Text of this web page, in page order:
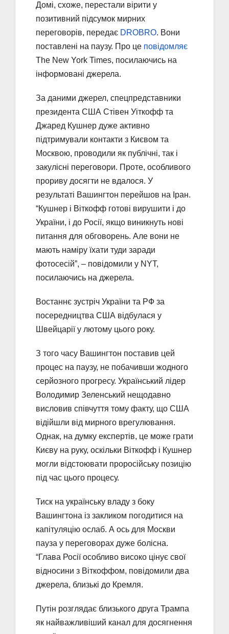
Домі, схоже, перестали вірити у
позитивний підсумок мирних
переговорів, передає DROBRO. Вони
поставлені на паузу. Про це повідомляє
The New York Times, посилаючись на
інформовані джерела.
За даними джерел, спецпредставники
президента США Стівен Уіткофф та
Джаред Кушнер дуже активно
підтримували контакти з Києвом та
Москвою, проводили як публічні, так і
закулісні переговори. Проте, особливого
прориву досягти не вдалося. У
результаті Вашингтон перейшов на Іран.
“Кушнер і Віткофф готові вирушити і до
України, і до Росії, якщо виникнуть нові
питання для обговорень. Але вони не
мають наміру їхати туди заради
фотосесій”, – повідомили у NYT,
посилаючись на джерела.
Востаннє зустріч України та РФ за
посередництва США відбулася у
Швейцарії у лютому цього року.
З того часу Вашингтон поставив цей
процес на паузу, не побачивши жодного
серйозного прогресу. Український лідер
Володимир Зеленський нещодавно
висловив співчуття тому факту, що США
відійшли від мирного врегулювання.
Однак, на думку експертів, це може грати
Києву на руку, оскільки Віткофф і Кушнер
могли відстоювати проросійську позицію
під час цього процесу.
Тиск на українську владу з боку
Вашингтона із закликом погодитися на
капітуляцію ослаб. А ось для Москви
пауза у переговорах дуже болісна.
“Глава Росії особливо високо цінує свої
відносини з Віткоффом, повідомили два
джерела, близькі до Кремля.
Путін розглядає близького друга Трампа
як найважливіший канал для досягнення